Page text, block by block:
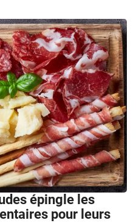
épingle les
pour leurs